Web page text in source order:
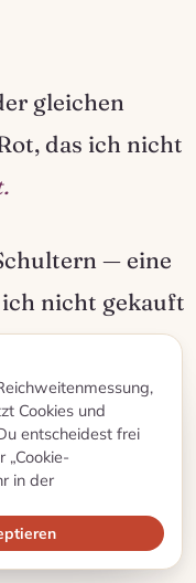
gleichen
das ich nicht
— eine
ich nicht gekauft
Kühlem roch
Morgenstille
zwei
wieder ein
Cookies und
entscheidest frei
in der